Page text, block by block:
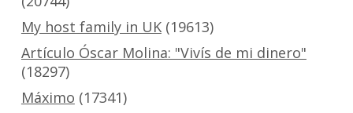
My host family in UK(19613)
Artículo Óscar Molina: "Vivís de mi dinero"
(18297)
Máximo (17341)